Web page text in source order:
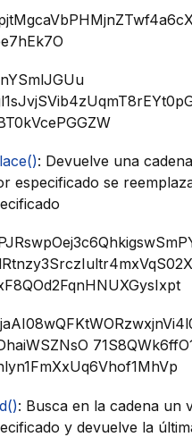
: Devuelve una
especificado se
: Busca en la cadena un
y devuelve la